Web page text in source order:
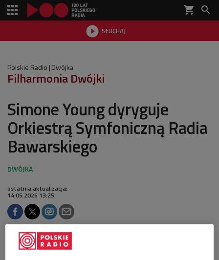
shopping_cart 
 SŁUCHAJ

Polskie Radio Dwójka
Filharmonia Dwójki
Simone Young dyryguje
Orkiestrą Symfoniczną Radia
Bawarskiego
ostatnia aktualizacja:
14.05.2026 13:25
Obserwuj nas na